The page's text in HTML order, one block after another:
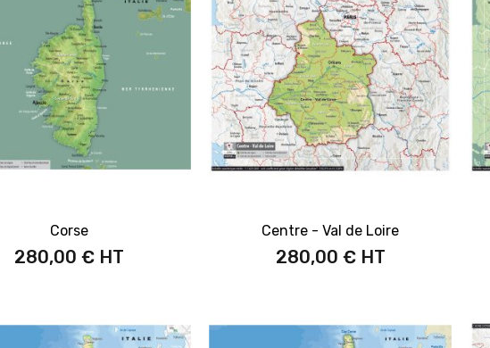
Corse
280,00 €
Centre - Val de Loire
280,00 €